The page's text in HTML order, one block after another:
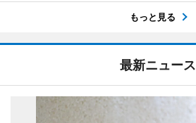
もっと見る
最新ニュース